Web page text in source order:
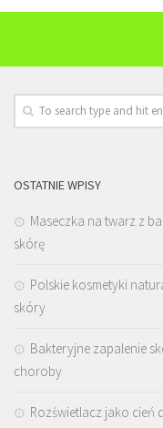
OSTATNIE WPISY
Maseczka na twarz z
skórę
Polskie kosmetyki
skóry
Bakteryjne zapalenie
choroby
Rozświetlacz jako cień